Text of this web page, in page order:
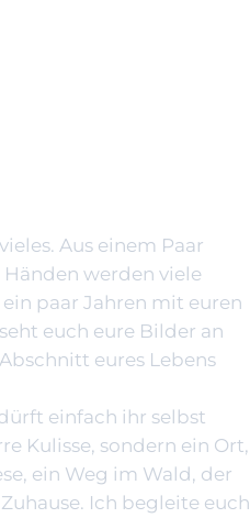
Aus einem Paar
werden viele
paar Jahren mit euren
euch eure Bilder an
eures Lebens
einfach ihr selbst
Kulisse, sondern ein Ort,
ein Weg im Wald, der
Ich begleite euch